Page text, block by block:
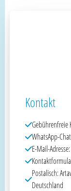
Kontakt
Gebührenfreie
WhatsApp-
E-Mail-
Postalisch:
Deutschland